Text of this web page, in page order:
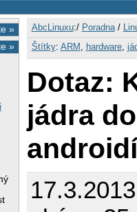
»
»
AbcLinuxu:/ Poradna/
Štítky: ARM hardware,
Dotaz:
jádra do